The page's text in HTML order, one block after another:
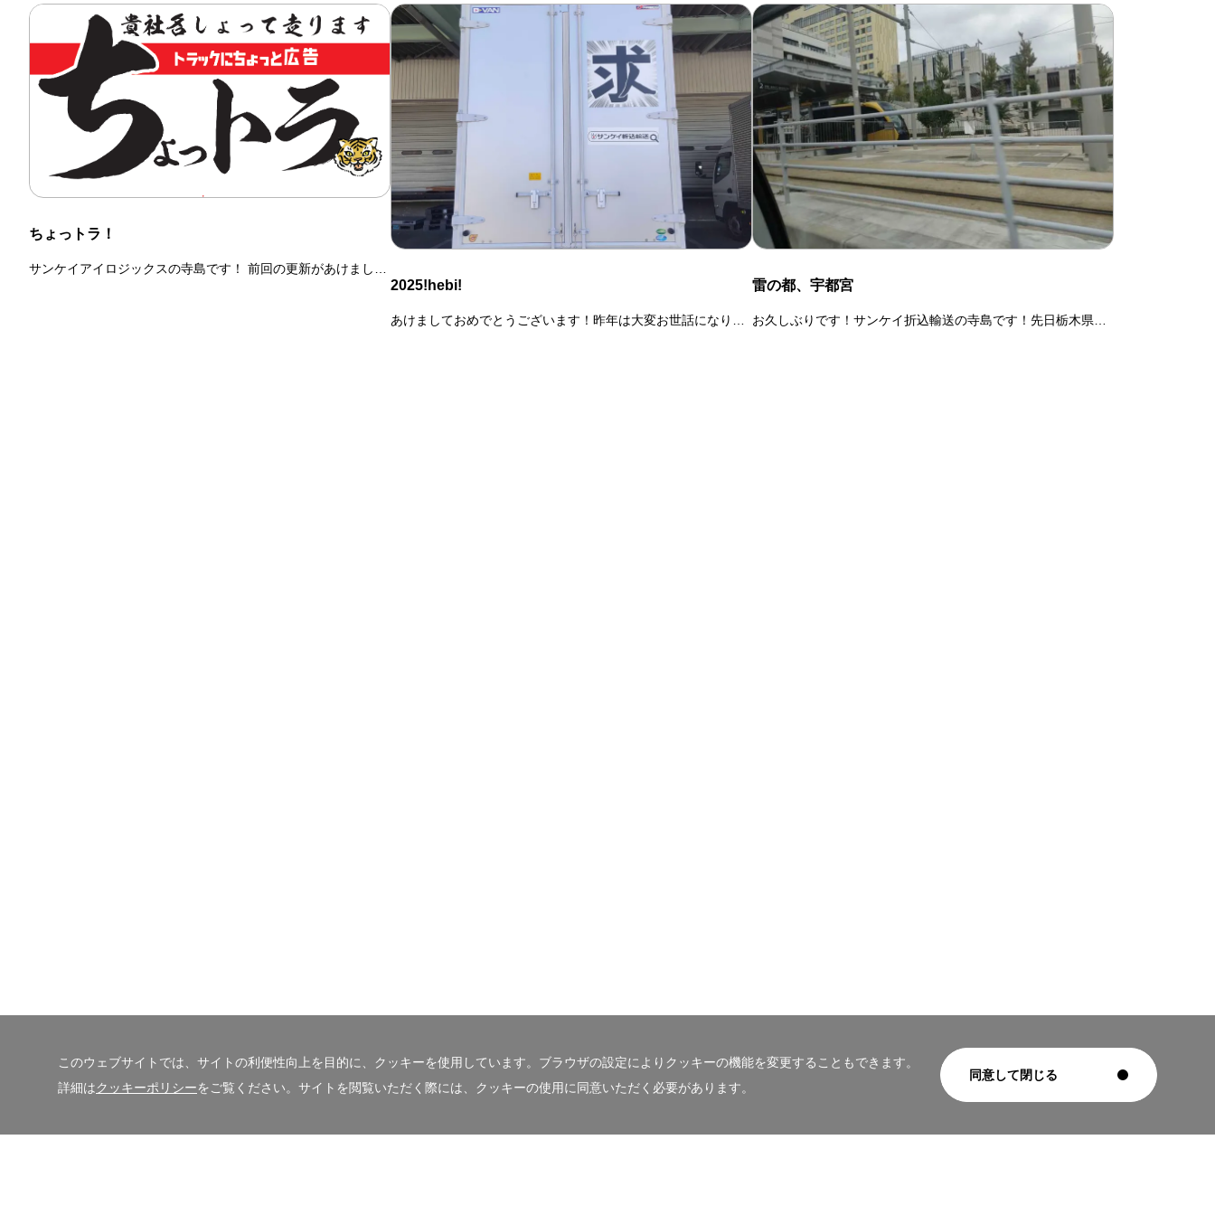
ちょっトラ！
サンケイアイロジックスの寺島です！ 前回の更新があけまして
2025!hebi!
あけましておめでとうございます！昨年は大変お世話になりま
雷の都、宇都宮
お久しぶりです！サンケイ折込輸送の寺島です！先日栃木県の
このウェブサイトでは、サイトの利便性向上を目的に、クッキーを使用しています。ブラウザの設定によりクッキーの機能を変更することもできます。
詳細はクッキーポリシーをご覧ください。サイトを閲覧いただく際には、クッキーの使用に同意いただく必要があります。
同意して閉じる